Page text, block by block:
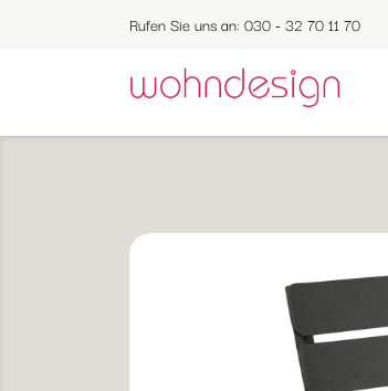
Rufen Sie uns an: 030 - 32 70 11 70